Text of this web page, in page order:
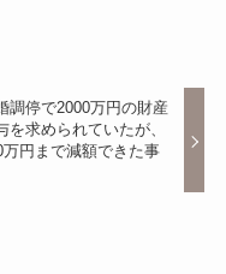
調停で2000万円の財産
を求められていたが、
万円まで減額できた事